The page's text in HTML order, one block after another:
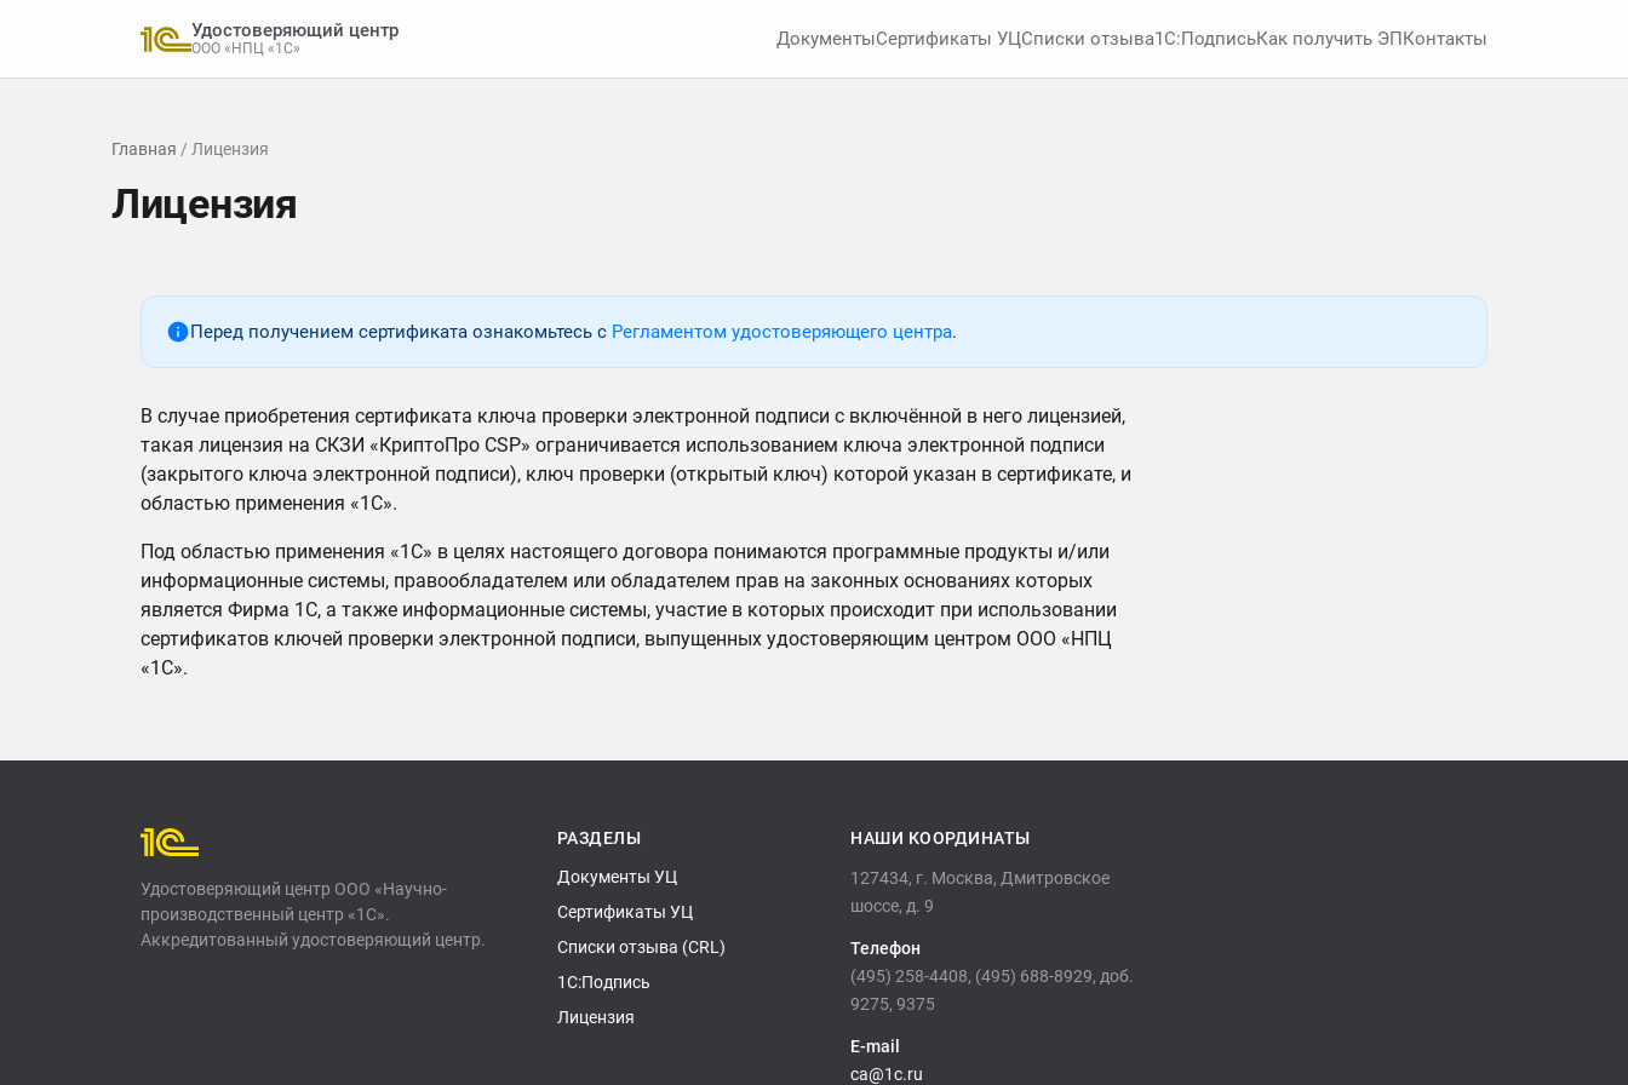
Удостоверяющий центр
ООО «НПЦ «1С» ДокументыСертификаты УЦСписки отзыва1С:ПодписьКак получить ЭПКонтакты
Главная / Лицензия
Лицензия
Перед получением сертификата ознакомьтесь с Регламентом удостоверяющего центра.
В случае приобретения сертификата ключа проверки электронной подписи с включённой в него лицензией,
такая лицензия на СКЗИ «КриптоПро CSP» ограничивается использованием ключа электронной подписи
(закрытого ключа электронной подписи), ключ проверки (открытый ключ) которой указан в сертификате, и
областью применения «1С».
Под областью применения «1С» в целях настоящего договора понимаются программные продукты и/или
информационные системы, правообладателем или обладателем прав на законных основаниях которых
является Фирма 1С, а также информационные системы, участие в которых происходит при использовании
сертификатов ключей проверки электронной подписи, выпущенных удостоверяющим центром ООО «НПЦ
«1С».
Удостоверяющий центр ООО «Научно-
производственный центр «1С».
Аккредитованный удостоверяющий центр.
РАЗДЕЛЫ
Документы УЦ
Сертификаты УЦ
Списки отзыва (CRL)
1С:Подпись
Лицензия
НАШИ КООРДИНАТЫ
127434, г. Москва, Дмитровское
шоссе, д. 9
Телефон
(495) 258-4408, (495) 688-8929, доб.
9275, 9375
E-mail
ca@1c.ru